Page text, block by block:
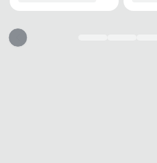
Garantia
um período de 90 dias.